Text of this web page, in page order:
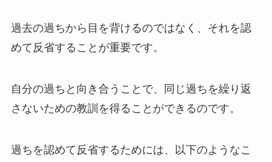
過去の過ちから目を背けるのではなく、それを認
めて反省することが重要です。
自分の過ちと向き合うことで、同じ過ちを繰り返
さないための教訓を得ることができるのです。
過ちを認めて反省するためには、以下のようなこ